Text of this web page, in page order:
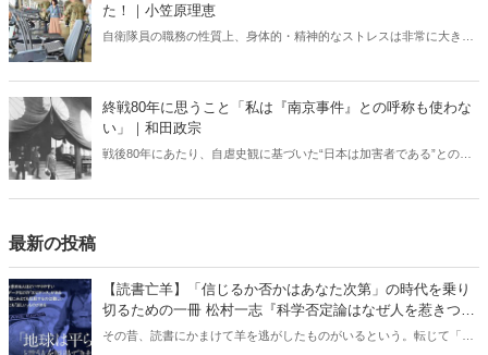
た！｜小笠原理恵
自衛隊員の職務の性質上、身体的・精神的なストレスは非常に大き
つつある現場を取材した。
終戦80年に思うこと「私は『南京事件』との呼称も使わな
い」｜和田政宗
戦後80年にあたり、自虐史観に基づいた“日本は加害者である”との番
最新の投稿
【読書亡羊】「信じるか否かはあなた次第」の時代を乗り
切るための一冊 松村一志『科学否定論はなぜ人を惹きつけ
るのか』（ちくま新書）｜梶原麻衣子
その昔、読書にかまけて羊を逃がしたものがいるという。転じて「読